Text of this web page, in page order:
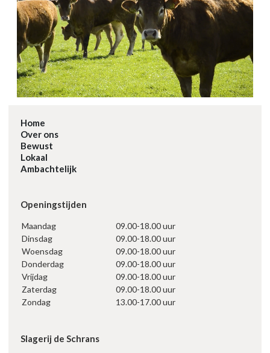
Home
Over ons
Bewust
Lokaal
Ambachtelijk
Openingstijden
Maandag
09.00-18.00 uur
Dinsdag
09.00-18.00 uur
Woensdag
09.00-18.00 uur
Donderdag
09.00-18.00 uur
Vrijdag
09.00-18.00 uur
Zaterdag
09.00-18.00 uur
Zondag
13.00-17.00 uur
Slagerij de Schrans